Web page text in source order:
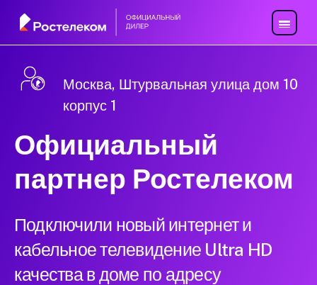
Москва, Штурвальная улица дом 10
корпус 1
Официальный
партнер Ростелеком
Подключили новый интернет и
кабельное телевидение Ultra HD
качества в доме по адресу